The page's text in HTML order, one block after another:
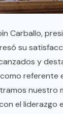
Carballo,
su
y
referente
nuestro
el liderazgo